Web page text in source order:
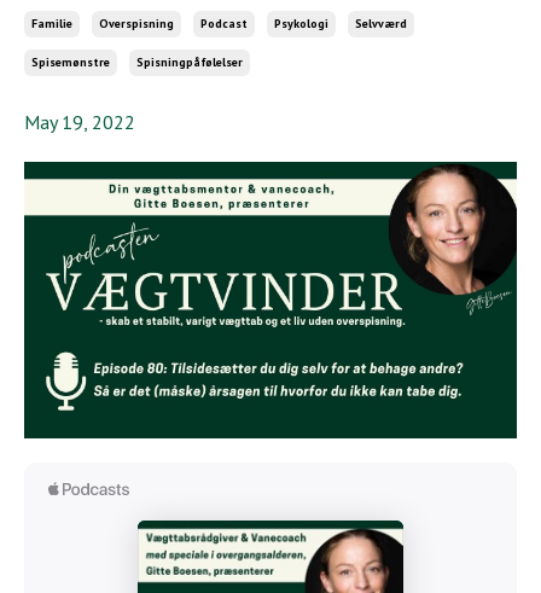
Familie Overspisning Podcast Psykologi Selvværd
Spisemønstre Spisningpåfølelser
May 19, 2022